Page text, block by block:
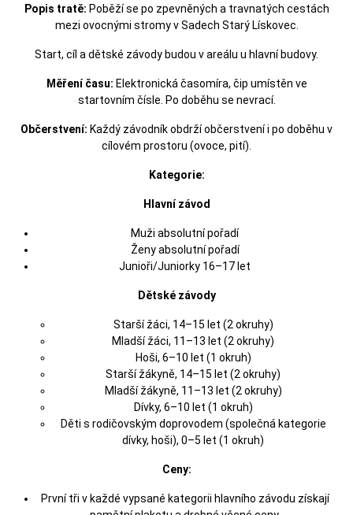
Popis tratě: Poběží se po zpevněných a travnatých cestách
mezi ovocnými stromy v Sadech Starý Lískovec.
Start, cíl a dětské závody budou v areálu u hlavní budovy.
Měření času: Elektronická časomíra, čip umístěn ve
startovním čísle. Po doběhu se nevrací.
Občerstvení: Každý závodník obdrží občerstvení i po doběhu v
cílovém prostoru (ovoce, pití).
Kategorie:
Hlavní závod
Muži absolutní pořadí
Ženy absolutní pořadí
Junioři/Juniorky 16–17 let
Dětské závody
Starší žáci, 14–15 let (2 okruhy)
Mladší žáci, 11–13 let (2 okruhy)
Hoši, 6–10 let (1 okruh)
Starší žákyně, 14–15 let (2 okruhy)
Mladší žákyně, 11–13 let (2 okruhy)
Dívky, 6–10 let (1 okruh)
Děti s rodičovským doprovodem (společná kategorie
dívky, hoši), 0–5 let (1 okruh)
Ceny:
První tři v každé vypsané kategorii hlavního závodu získají